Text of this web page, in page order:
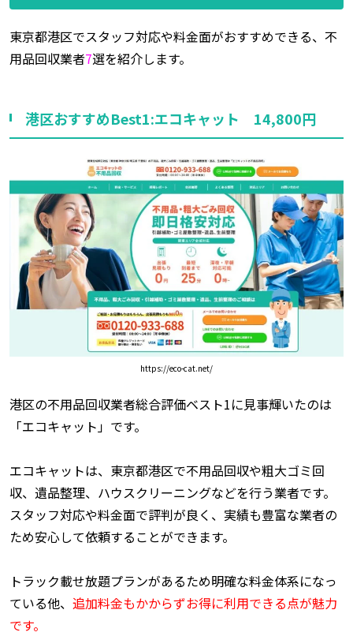
東京都港区でスタッフ対応や料金面がおすすめできる、不
用品回収業者7選を紹介します。
港区おすすめBest1:エコキャット 14,800円
https://eco-cat.net/
港区の不用品回収業者総合評価ベスト1に見事輝いたのは
「エコキャット」です。
エコキャットは、東京都港区で不用品回収や粗大ゴミ回
収、遺品整理、ハウスクリーニングなどを行う業者です。
スタッフ対応や料金面で評判が良く、実績も豊富な業者の
ため安心して依頼することができます。
トラック載せ放題プランがあるため明確な料金体系になっ
ている他、 追加料金もかからずお得に利用できる点が魅力
です。